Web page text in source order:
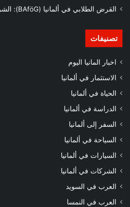
القرض الطلابي في ألمانيا (BAföG): الشروط والإجراءات
تصنيفات
اخبار المانيا اليوم
الاستثمار في ألمانيا
الحياة في ألمانيا
الدراسة في ألمانيا
السفر إلى ألمانيا
السياحة في ألمانيا
السيارات في ألمانيا
الشركات في ألمانيا
العرب في السويد
العرب في النمسا